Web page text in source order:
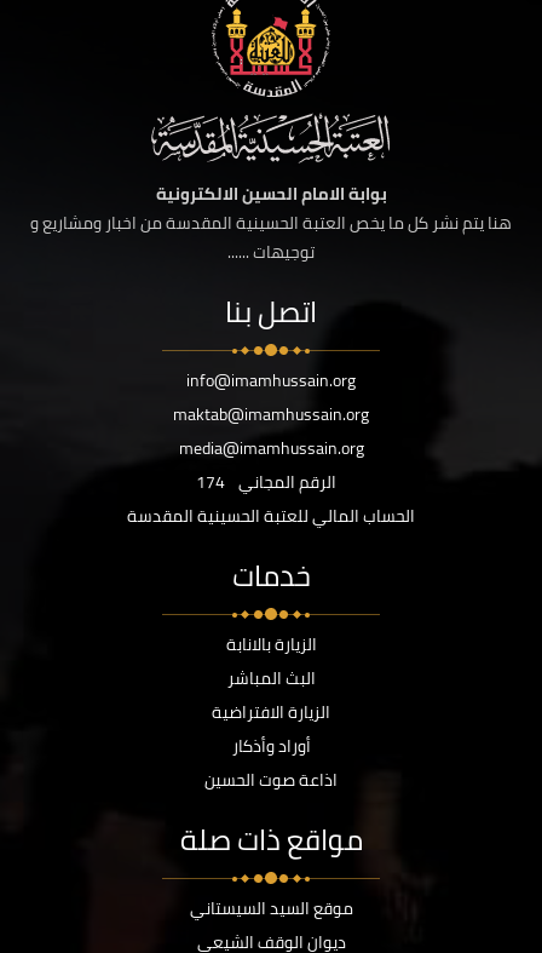
بوابة الامام الحسين الالكترونية
هنا يتم نشر كل ما يخص العتبة الحسينية المقدسة من اخبار ومشاريع و
توجيهات ......
اتصل بنا
info@imamhussain.org
maktab@imamhussain.org
media@imamhussain.org
الرقم المجاني 174
الحساب المالي للعتبة الحسينية المقدسة
خدمات
الزيارة بالانابة
البث المباشر
الزيارة الافتراضية
أوراد وأذكار
اذاعة صوت الحسين
مواقع ذات صلة
موقع السيد السيستاني
ديوان الوقف الشيعي